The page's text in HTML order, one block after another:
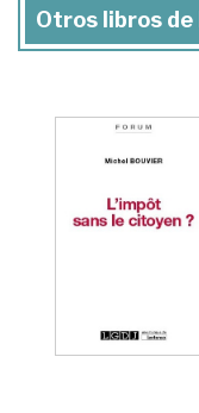
Otros libros de